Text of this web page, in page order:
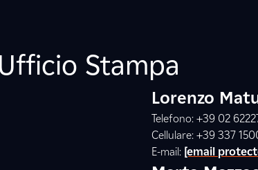
Stampa
Lorenzo
Telefono: +39 02
Cellulare: +39 337
E-mail: [email